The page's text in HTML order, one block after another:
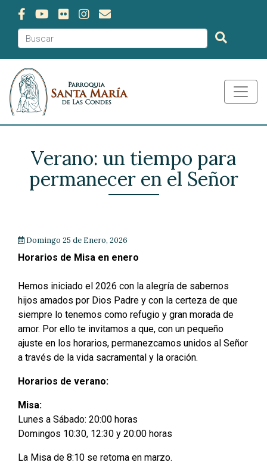
Verano: un tiempo para
permanecer en el Señor
Domingo 25 de Enero, 2026
Horarios de Misa en enero
Hemos iniciado el 2026 con la alegría de sabernos
hijos amados por Dios Padre y con la certeza de que
siempre lo tenemos como refugio y gran morada de
amor. Por ello te invitamos a que, con un pequeño
ajuste en los horarios, permanezcamos unidos al Señor
a través de la vida sacramental y la oración.
Horarios de verano:
Misa:
Lunes a Sábado: 20:00 horas
Domingos 10:30, 12:30 y 20:00 horas
La Misa de 8:10 se retoma en marzo.